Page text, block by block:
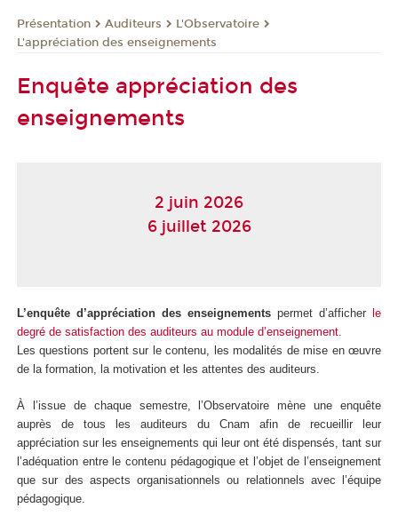
Présentation Auditeurs
L'Observatoire
L'appréciation des enseignements
Enquête appréciation des
enseignements
2 juin 2026
6 juillet 2026
L’enquête d’appréciation des enseignements permet d’afficher
le
degré de satisfaction des auditeurs au module d’enseignement.
Les questions portent sur le contenu, les modalités de mise en œuvre
de la formation, la motivation et les attentes des auditeurs.
À l’issue de chaque semestre, l’Observatoire mène une enquête
auprès de tous les auditeurs du Cnam afin de recueillir leur
appréciation sur les enseignements qui leur ont été dispensés, tant sur
l’adéquation entre le contenu pédagogique et l’objet de l’enseignement
que sur des aspects organisationnels ou relationnels avec l’équipe
pédagogique.